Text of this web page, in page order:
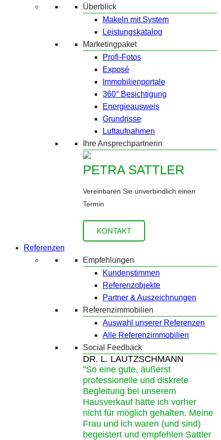
Überblick
Makeln mit System
Leistungskatalog
Marketingpaket
Profi-Fotos
Exposé
Immobilienportale
360° Besichtigung
Energieausweis
Grundrisse
Luftaufnahmen
Ihre Ansprechpartnerin
PETRA SATTLER
Vereinbaren Sie unverbindlich einen
Termin
KONTAKT
Referenzen
Empfehlungen
Kundenstimmen
Referenzobjekte
Partner & Auszeichnungen
Referenzimmobilien
Auswahl unserer Referenzen
Alle Referenzimmobilien
Social Feedback
DR. L. LAUTZSCHMANN
"So eine gute, äußerst
professionelle und diskrete
Begleitung bei unserem
Hausverkauf hätte ich vorher
nicht für möglich gehalten. Meine
Frau und ich waren (und sind)
begeistert und empfehlen Sattler